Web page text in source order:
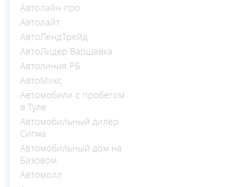
Автолайн про
Автолайт
АвтоЛендТрейд
АвтоЛидер Варшавка
Автолиния РБ
АвтоМикс
Автомобили с пробегом
в Туле
Автомобильный дилер
Сигма
Автомобильный дом на
Базовом
Автомолл